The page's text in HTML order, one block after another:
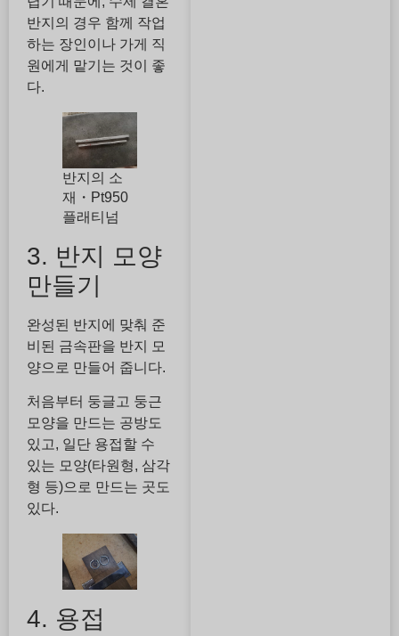
반지의 경우 함께 작업
하는 장인이나 가게 직
원에게 맡기는 것이 좋
다.
반지의 소
재・Pt950
플래티넘
3. 반지 모양
만들기
완성된 반지에 맞춰 준
비된 금속판을 반지 모
양으로 만들어 줍니다.
처음부터 둥글고 둥근
모양을 만드는 공방도
있고, 일단 용접할 수
있는 모양(타원형, 삼각
형 등)으로 만드는 곳도
있다.
4. 용접